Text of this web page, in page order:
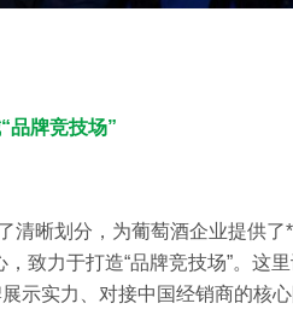
品牌竞技场”
清晰划分，为葡萄酒企业提供
致力于打造“品牌竞技场”。这
示实力、对接中国经销商的核心